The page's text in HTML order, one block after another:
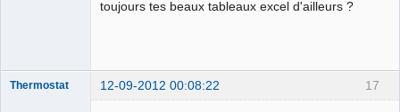
toujours tes beaux tableaux excel d'ailleurs ?
17
Thermostat 12-09-2012 00:08:22